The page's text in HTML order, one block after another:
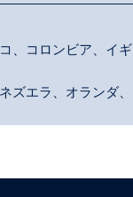
、コロンビア、イ
ズエラ、オランダ